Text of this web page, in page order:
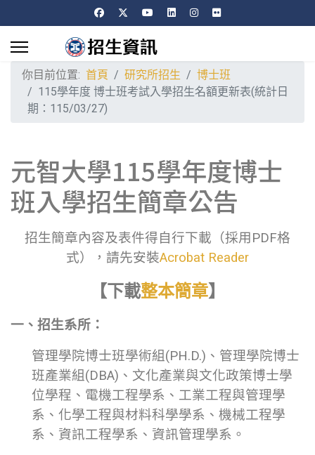
你目前位置: 首頁 研究所招生
博士班
115學年度 博士班考試入學招生名額更新表(統計日
期：115/03/27)
元智大學115學年度博士
班入學招生簡章公告
招生簡章內容及表件得自行下載（採用PDF格
式），請先安裝Acrobat Reader
【下載整本簡章】
一、招生系所：
管理學院博士班學術組(PH.D.)、管理學院博士
班產業組(DBA)、文化產業與文化政策博士學
位學程、電機工程學系、工業工程與管理學
系、化學工程與材料科學學系、機械工程學
系、資訊工程學系、資訊管理學系。